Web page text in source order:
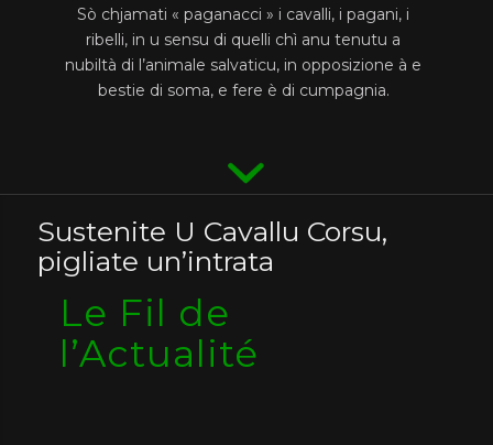
Sò chjamati « paganacci » i cavalli, i pagani, i
ribelli, in u sensu di quelli chì anu tenutu a
nubiltà di l’animale salvaticu, in opposizione à e
bestie di soma, e fere è di cumpagnia.
Sustenite U Cavallu Corsu,
pigliate un’intrata
Le Fil de
l’Actualité